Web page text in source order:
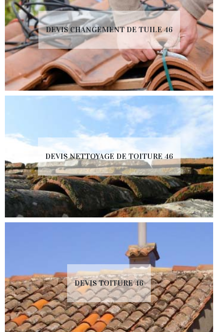
DEVIS CHANGEMENT DE TUILE 46
DEVIS NETTOYAGE DE TOITURE 46
DEVIS TOITURE 46